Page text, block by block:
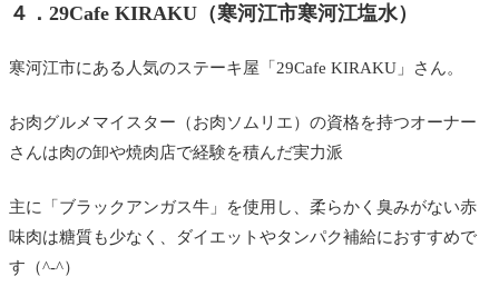
４．29Cafe KIRAKU（寒河江市寒河江塩水）
寒河江市にある人気のステーキ屋「29Cafe KIRAKU」さん。
お肉グルメマイスター（お肉ソムリエ）の資格を持つオーナー
さんは肉の卸や焼肉店で経験を積んだ実力派
主に「ブラックアンガス牛」を使用し、柔らかく臭みがない赤
味肉は糖質も少なく、ダイエットやタンパク補給におすすめで
す（^-^）